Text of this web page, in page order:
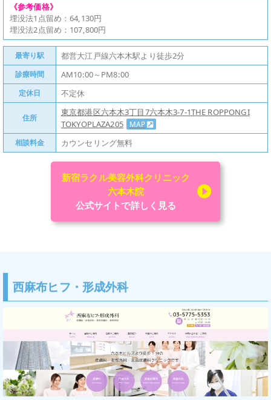
《参考価格》
埋没法1点留め：64,130円
埋没法2点留め：107,800円
最寄り駅 都営大江戸線六本木駅より徒歩2分
診療時間 AM10:00～PM8:00
定休日 不定休
住所
東京都港区六本木3丁目7六本木3-7-1THE ROPPONGI
TOKYOPLAZA205
MAP
相談料金 カウンセリング無料
新宿ラクル美容外科クリニック
六本木院
公式サイトで詳しく見る
西麻布ヒフ・形成外科